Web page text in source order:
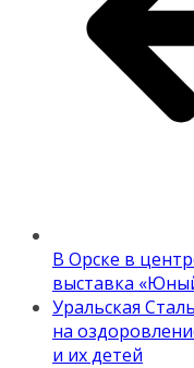
В Орске в
выставка
Уральская
на
и их детей